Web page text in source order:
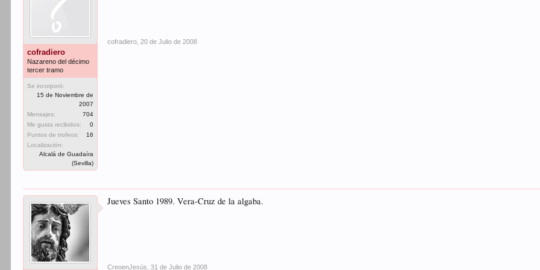
cofradiero
Nazareno del décimo
tercer tramo
Se incorporó:
15 de Noviembre de
2007
Mensajes:
704
Me gusta recibidos:
0
Puntos de trofeos:
16
Localización:
Alcalá de Guadaíra
(Sevilla)
cofradiero 20 de Julio de 2008
Jueves Santo 1989. Vera-Cruz de la algaba.
CreoenJesús 31 de Julio de 2008